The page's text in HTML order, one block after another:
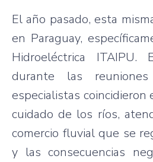
El año pasado, esta
en Paraguay,
Hidroeléctrica ITAIPU.
durante las
especialistas coincidieron
cuidado de los ríos,
comercio fluvial que se
y las consecuencias